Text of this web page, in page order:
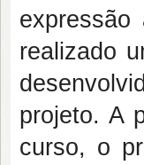
realizado
projeto. A
curso, o